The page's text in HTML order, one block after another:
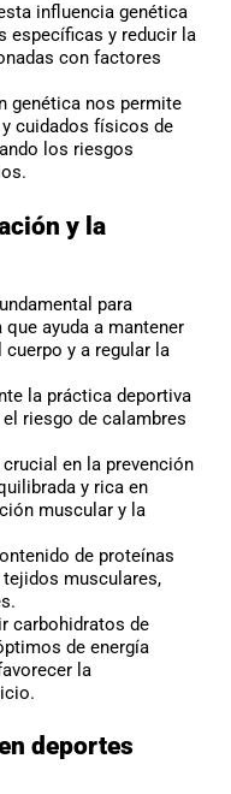
influencia genética
específicas y reducir la
con factores
genética nos permite
cuidados físicos de
los riesgos
y la
para
ayuda a mantener
y a regular la
la práctica deportiva
riesgo de calambres
en la prevención
y rica en
muscular y la
de proteínas
musculares,
carbohidratos de
de energía
la
deportes